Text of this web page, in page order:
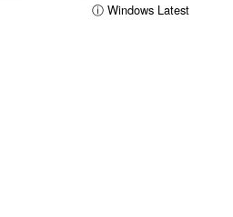
ⓘ Windows Latest